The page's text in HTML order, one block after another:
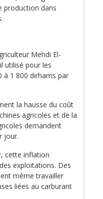
production dans
Mehdi El-
utilisé pour les
à 1 800 dirhams par
la hausse du coût
agricoles et de la
demandent
jour.
cette inflation
exploitations. Des
même travailler
liées au carburant